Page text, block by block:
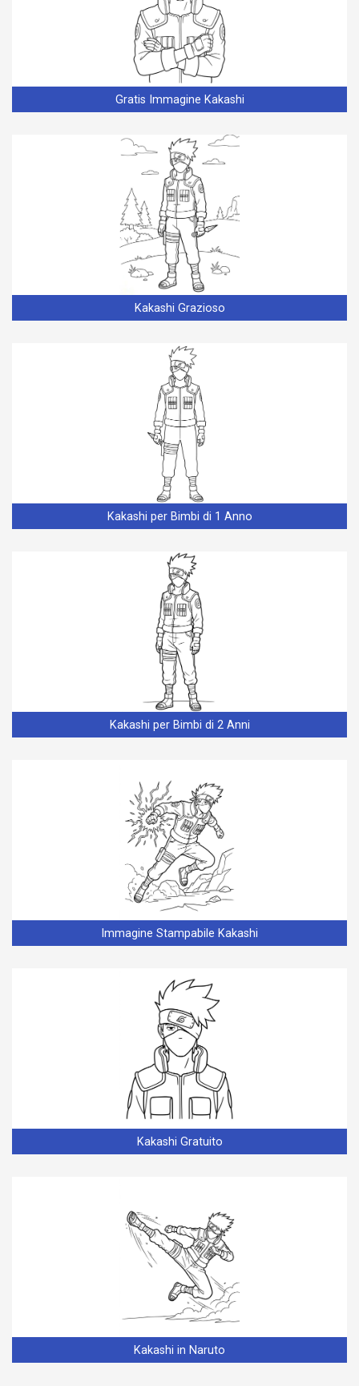
Gratis Immagine Kakashi
Kakashi Grazioso
Kakashi per Bimbi di 1 Anno
Kakashi per Bimbi di 2 Anni
Immagine Stampabile Kakashi
Kakashi Gratuito
Kakashi in Naruto